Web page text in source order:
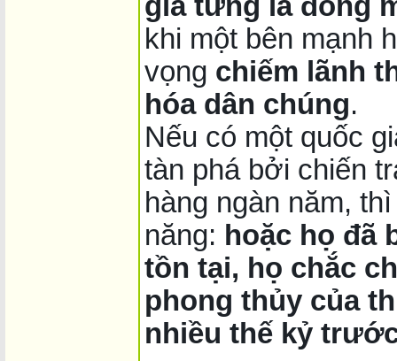
khi một bên mạnh
vọng chiếm lãnh
hóa dân chúng.
Nếu có một quốc
tàn phá bởi chiến
hàng ngàn năm,
năng: hoặc họ đã
tồn tại, họ chắc
phong thủy của
nhiều thế kỷ